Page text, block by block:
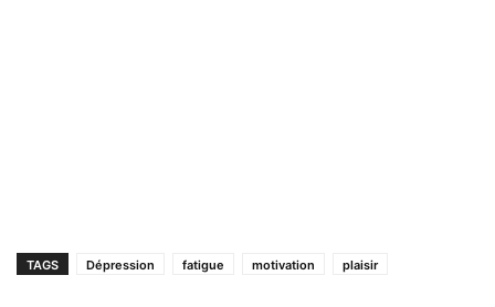
TAGS Dépression fatigue motivation plaisir